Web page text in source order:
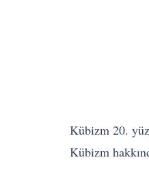
Kübizm 20.
Kübizm